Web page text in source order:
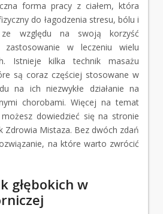
forma pracy z ciałem, która
do łagodzenia stresu, bólu i
ze względu na swoją korzyść
zastosowanie w leczeniu wielu
Istnieje kilka technik masażu
są coraz częściej stosowane w
na ich niezwykłe działanie na
chorobami. Więcej na temat
dowiedzieć się na stronie
Zdrowia Mistaza. Bez dwóch zdań
na które warto zwrócić
głębokich w